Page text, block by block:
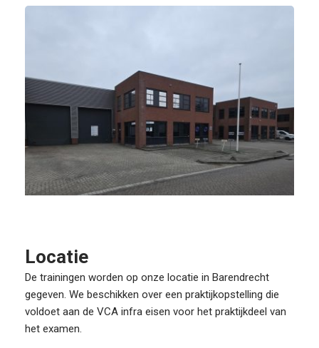
Locatie
De trainingen worden op onze locatie in Barendrecht
gegeven. We beschikken over een praktijkopstelling die
voldoet aan de VCA infra eisen voor het praktijkdeel van
het examen.